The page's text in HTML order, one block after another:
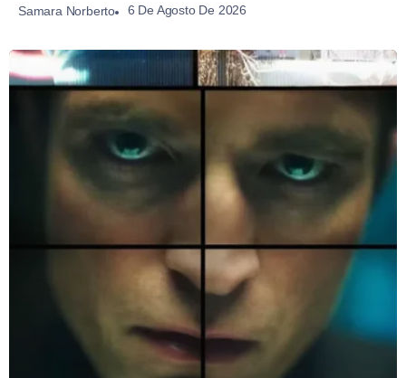
Samara Norberto 6 De Agosto De 2026